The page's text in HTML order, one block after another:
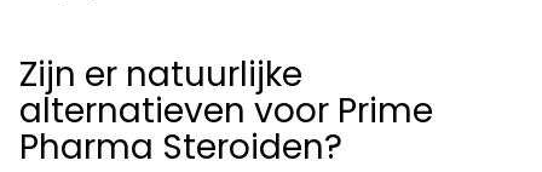
Zijn er natuurlijke
alternatieven voor Prime
Pharma Steroiden?